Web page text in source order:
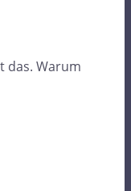
das. Warum